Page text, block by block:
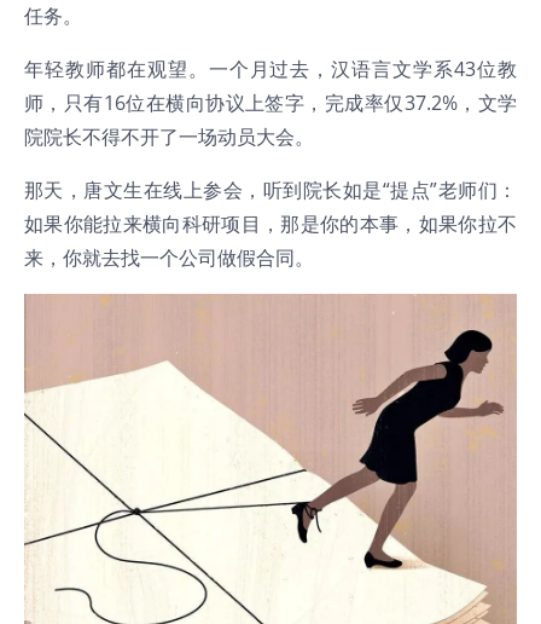
任务。
年轻教师都在观望。一个月过去，汉语言文学系43位教
师，只有16位在横向协议上签字，完成率仅37.2%，文学
院院长不得不开了一场动员大会。
那天，唐文生在线上参会，听到院长如是“提点”老师们：
如果你能拉来横向科研项目，那是你的本事，如果你拉不
来，你就去找一个公司做假合同。